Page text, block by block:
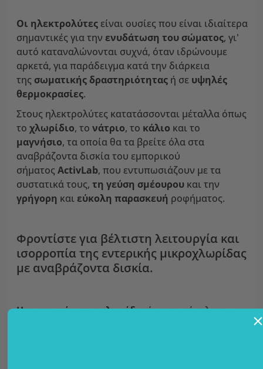
Οι ηλεκτρολύτες είναι ουσίες που είναι ιδιαίτερα
σημαντικές για την ενυδάτωση του σώματος, γι'
αυτό καταναλώνονται συχνά, όταν ιδρώνουμε
αρκετά, για παράδειγμα κατά την διάρκεια
της σωματικής δραστηριότητας ή σε υψηλές
θερμοκρασίες.
Στους ηλεκτρολύτες κατατάσσονται μέταλλα όπως
το χλωρίδιο, το νάτριο, το κάλιο και το
μαγνήσιο, τα οποία θα τα βρείτε όλα στα
αναβράζοντα δισκία του εμπορικού
σήματος ActivLab, που εντυπωσιάζουν με τα
συστατικά τους, τη γεύση σμέουρου και την
γρήγορη καιεύκολη παρασκευή ροφήματος.
Φροντίστε για βέλτιστη λειτουργία και
ισορροπία της εντερικής μικροχλωρίδας
με αναβράζοντα δισκία.
Η εντερική μικροχλωρίδαείναι το σύνολο των